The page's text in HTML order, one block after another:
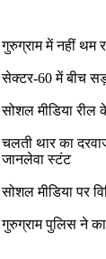
गुरुग्राम में नहीं
सेक्टर-60 में बीच
सोशल मीडिया रील
चलती थार का
जानलेवा स्टंट
सोशल मीडिया पर
गुरुग्राम पुलिस ने